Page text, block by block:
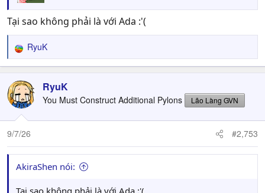
Tại sao không phải là với Ada :'(
R
e
c
t
i
o
n
s
:
RyuK
RyuK
You Must Construct Additional Pylons Lão Làng GVN
9/7/26 #2,753
AkiraShen nói:
Tại sao không phải là với Ada :'(